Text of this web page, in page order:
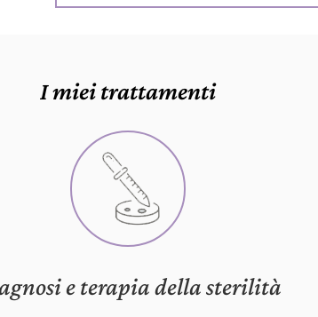
I miei trattamenti
e terapia della sterilità